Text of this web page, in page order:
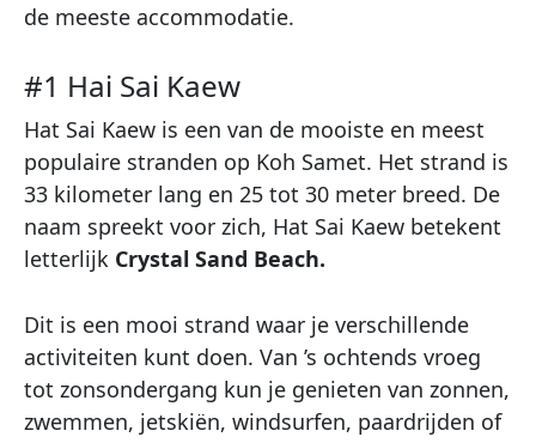
de meeste accommodatie.
#1 Hai Sai Kaew
Hat Sai Kaew is een van de mooiste en meest
populaire stranden op Koh Samet. Het strand is
33 kilometer lang en 25 tot 30 meter breed. De
naam spreekt voor zich, Hat Sai Kaew betekent
letterlijk Crystal Sand Beach.
Dit is een mooi strand waar je verschillende
activiteiten kunt doen. Van ’s ochtends vroeg
tot zonsondergang kun je genieten van zonnen,
zwemmen, jetskiën, windsurfen, paardrijden of